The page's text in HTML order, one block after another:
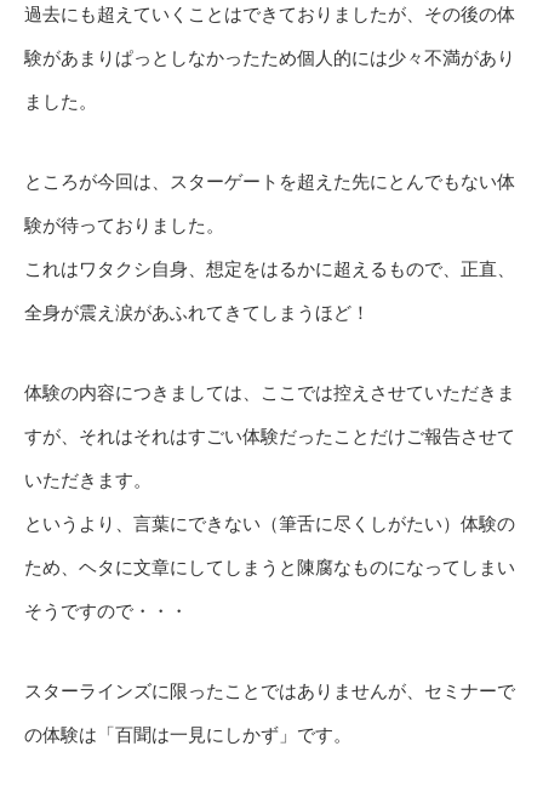
過去にも超えていくことはできておりましたが、その後の体
験があまりぱっとしなかったため個人的には少々不満があり
ました。
ところが今回は、スターゲートを超えた先にとんでもない体
験が待っておりました。
これはワタクシ自身、想定をはるかに超えるもので、正直、
全身が震え涙があふれてきてしまうほど！
体験の内容につきましては、ここでは控えさせていただきま
すが、それはそれはすごい体験だったことだけご報告させて
いただきます。
というより、言葉にできない（筆舌に尽くしがたい）体験の
ため、ヘタに文章にしてしまうと陳腐なものになってしまい
そうですので・・・
スターラインズに限ったことではありませんが、セミナーで
の体験は「百聞は一見にしかず」です。